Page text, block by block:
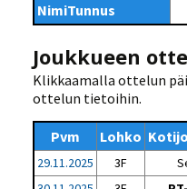
NimiTunnus
Joukkueen
Klikkaamalla ottelun
ottelun tietoihin.
Pvm Lohko
29.11.2025 3F